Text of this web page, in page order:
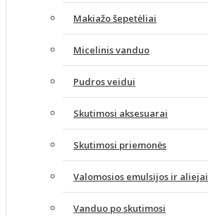
Makiažo šepetėliai
Micelinis vanduo
Pudros veidui
Skutimosi aksesuarai
Skutimosi priemonės
Valomosios emulsijos ir aliejai
Vanduo po skutimosi